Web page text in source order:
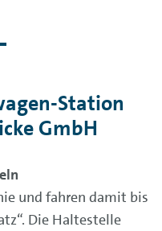
Station
GmbH
und fahren damit bis
Die Haltestelle